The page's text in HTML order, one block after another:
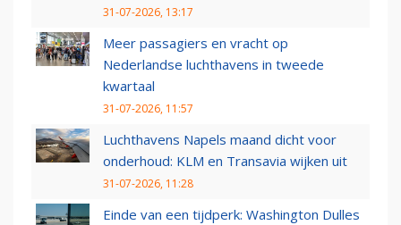
31-07-2026, 13:17
Meer passagiers en vracht op
Nederlandse luchthavens in tweede
kwartaal
31-07-2026, 11:57
Luchthavens Napels maand dicht voor
onderhoud: KLM en Transavia wijken uit
31-07-2026, 11:28
Einde van een tijdperk: Washington Dulles